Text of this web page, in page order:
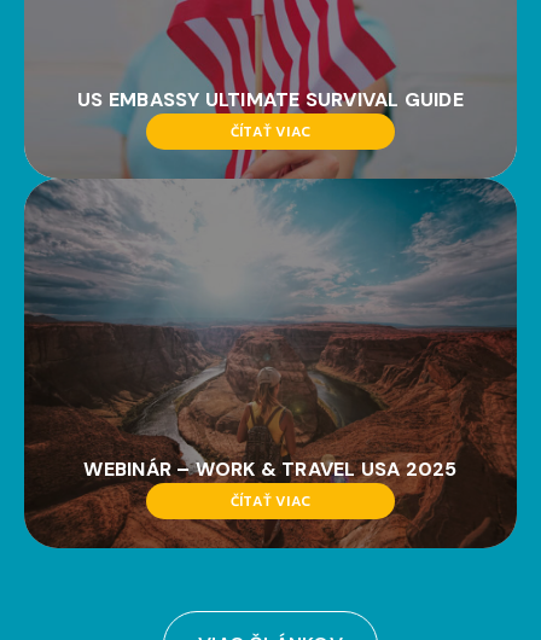
US EMBASSY ULTIMATE SURVIVAL GUIDE
ČÍTAŤ VIAC
WEBINÁR – WORK & TRAVEL USA 2025
ČÍTAŤ VIAC